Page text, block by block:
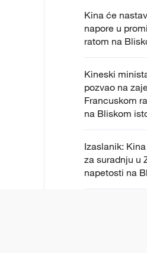
Kina će
napore u
ratom na
Kineski
pozvao na
Francuskom
na Bliskom
Izaslanik:
za suradnju u
napetosti na